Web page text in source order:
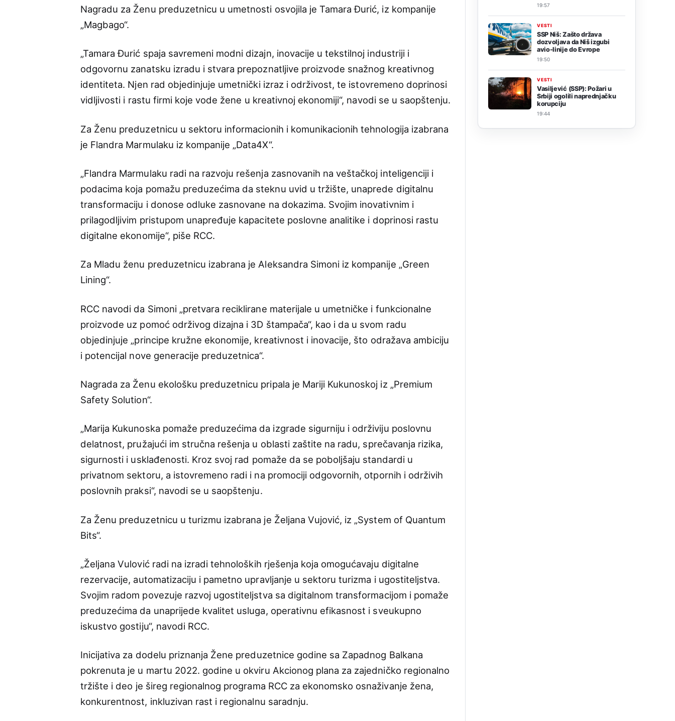
Nagradu za Ženu preduzetnicu u umetnosti osvojila je Tamara Đurić, iz kompanije
„Magbago“.
„Tamara Đurić spaja savremeni modni dizajn, inovacije u tekstilnoj industriji i
odgovornu zanatsku izradu i stvara prepoznatljive proizvode snažnog kreativnog
identiteta. Njen rad objedinjuje umetnički izraz i održivost, te istovremeno doprinosi
vidljivosti i rastu firmi koje vode žene u kreativnoj ekonomiji“, navodi se u saopštenju.
Za Ženu preduzetnicu u sektoru informacionih i komunikacionih tehnologija izabrana
je Flandra Marmulaku iz kompanije „Data4X“.
„Flandra Marmulaku radi na razvoju rešenja zasnovanih na veštačkoj inteligenciji i
podacima koja pomažu preduzećima da steknu uvid u tržište, unaprede digitalnu
transformaciju i donose odluke zasnovane na dokazima. Svojim inovativnim i
prilagodljivim pristupom unapređuje kapacitete poslovne analitike i doprinosi rastu
digitalne ekonomije“, piše RCC.
Za Mladu ženu preduzetnicu izabrana je Aleksandra Simoni iz kompanije „Green
Lining“.
RCC navodi da Simoni „pretvara reciklirane materijale u umetničke i funkcionalne
proizvode uz pomoć održivog dizajna i 3D štampača“, kao i da u svom radu
objedinjuje „principe kružne ekonomije, kreativnost i inovacije, što odražava ambiciju
i potencijal nove generacije preduzetnica“.
Nagrada za Ženu ekološku preduzetnicu pripala je Mariji Kukunoskoj iz „Premium
Safety Solution“.
„Marija Kukunoska pomaže preduzećima da izgrade sigurniju i održiviju poslovnu
delatnost, pružajući im stručna rešenja u oblasti zaštite na radu, sprečavanja rizika,
sigurnosti i usklađenosti. Kroz svoj rad pomaže da se poboljšaju standardi u
privatnom sektoru, a istovremeno radi i na promociji odgovornih, otpornih i održivih
poslovnih praksi“, navodi se u saopštenju.
Za Ženu preduzetnicu u turizmu izabrana je Željana Vujović, iz „System of Quantum
Bits“.
„Željana Vulović radi na izradi tehnoloških rješenja koja omogućavaju digitalne
rezervacije, automatizaciju i pametno upravljanje u sektoru turizma i ugostiteljstva.
Svojim radom povezuje razvoj ugostiteljstva sa digitalnom transformacijom i pomaže
preduzećima da unaprijede kvalitet usluga, operativnu efikasnost i sveukupno
iskustvo gostiju“, navodi RCC.
Inicijativa za dodelu priznanja Žene preduzetnice godine sa Zapadnog Balkana
pokrenuta je u martu 2022. godine u okviru Akcionog plana za zajedničko regionalno
tržište i deo je šireg regionalnog programa RCC za ekonomsko osnaživanje žena,
konkurentnost, inkluzivan rast i regionalnu saradnju.
19:57
VESTI
SSP Niš: Zašto država
dozvoljava da Niš izgubi
avio-linije do Evrope
19:50
VESTI
Vasiljević (SSP): Požari u
Srbiji ogolili naprednjačku
korupciju
19:44